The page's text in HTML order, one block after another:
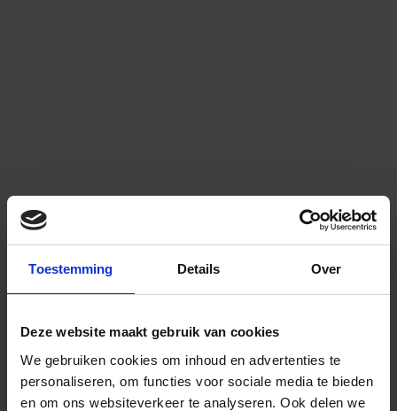
Toestemming Details Over
Deze website maakt gebruik van cookies
We gebruiken cookies om inhoud en advertenties te
personaliseren, om functies voor sociale media te bieden
en om ons websiteverkeer te analyseren. Ook delen we